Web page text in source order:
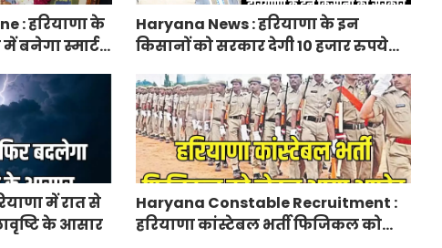
: हरियाणा के
बनेगा स्मार्ट
Haryana News : हरियाणा के इन
किसानों को सरकार देगी 10 हजार रुपये
में रात से
के आसार
Haryana Constable Recruitment :
हरियाणा कांस्टेबल भर्ती फिजिकल को